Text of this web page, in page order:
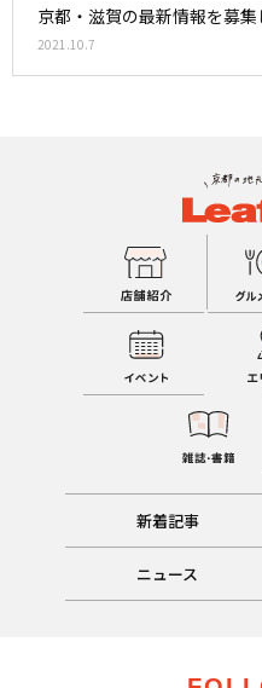
京都・滋賀の最新情報を募集
2021.10.7
新着記事
ニュース